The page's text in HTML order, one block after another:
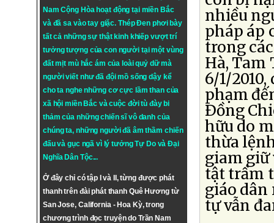
Nam Cộng Hòa hoạt động tại miền Bắc
và đã sa vào tay giặc. Thép Đen phơi bày
tất cả những sự thật kinh khiếp vượt trí
tưởng tượng của con người tại một vùng
đất mịt mù hắc ám của loài quỷ dữ mà
người viết như đã đội mồ sống dậy kể
cho ta nghe những cơ cực lầm than của
xã hội miền Bắc và cuộc đời tù đày bi
thảm của những chiến sĩ vô danh của
chúng ta, những người đã âm thầm chiến
đấu và gục ngã vì lý tưởngTự DovàĐại
Nghĩa Dân Tộc...
Ở đây chỉ có tập I và II, từng được phát
thanh trên đài phát thanh Quê Hương từ
San Jose, California - Hoa Kỳ, trong
chương trình đọc truyện do Trần Nam
nhiều
pháp áp
trong
Hà, Tam
6/1/
phạm
Ðồng
hữu do
thừa
giam giữ
tật trầm
giáo dân
tự vẫn